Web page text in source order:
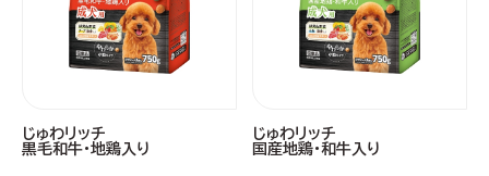
じゅわリッチ
黒毛和牛・地鶏入り
じゅわリッチ
国産地鶏・和牛入り